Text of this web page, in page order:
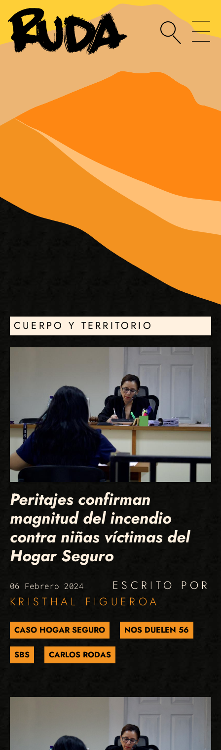
CUERPO Y TERRITORIO
Peritajes confirman
magnitud del incendio
contra niñas víctimas del
Hogar Seguro
06 Febrero 2024
ESCRITO POR
KRISTHAL FIGUEROA
CASO HOGAR SEGURO NOS DUELEN 56
SBS CARLOS RODAS